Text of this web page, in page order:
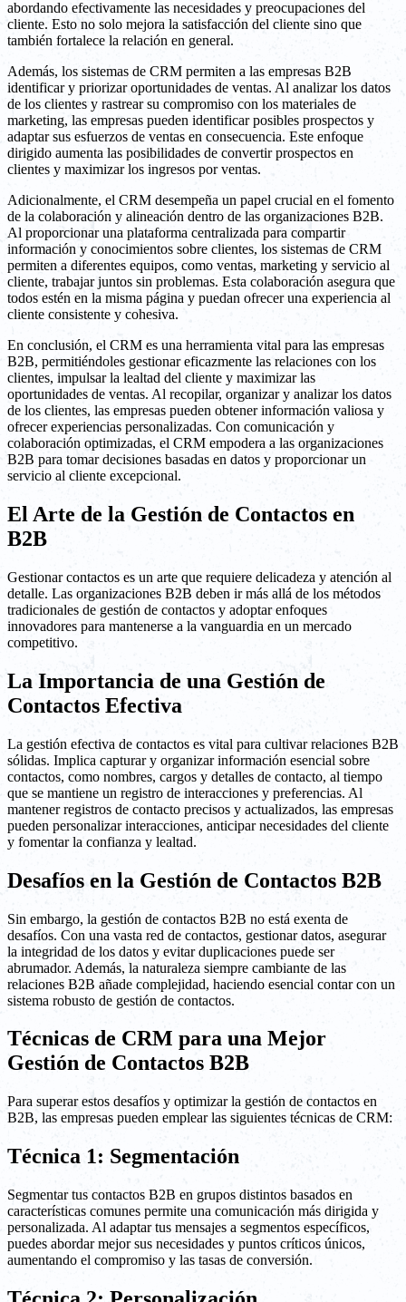
abordando efectivamente las necesidades y preocupaciones del
cliente. Esto no solo mejora la satisfacción del cliente sino que
también fortalece la relación en general.
Además, los sistemas de CRM permiten a las empresas B2B
identificar y priorizar oportunidades de ventas. Al analizar los datos
de los clientes y rastrear su compromiso con los materiales de
marketing, las empresas pueden identificar posibles prospectos y
adaptar sus esfuerzos de ventas en consecuencia. Este enfoque
dirigido aumenta las posibilidades de convertir prospectos en
clientes y maximizar los ingresos por ventas.
Adicionalmente, el CRM desempeña un papel crucial en el fomento
de la colaboración y alineación dentro de las organizaciones B2B.
Al proporcionar una plataforma centralizada para compartir
información y conocimientos sobre clientes, los sistemas de CRM
permiten a diferentes equipos, como ventas, marketing y servicio al
cliente, trabajar juntos sin problemas. Esta colaboración asegura que
todos estén en la misma página y puedan ofrecer una experiencia al
cliente consistente y cohesiva.
En conclusión, el CRM es una herramienta vital para las empresas
B2B, permitiéndoles gestionar eficazmente las relaciones con los
clientes, impulsar la lealtad del cliente y maximizar las
oportunidades de ventas. Al recopilar, organizar y analizar los datos
de los clientes, las empresas pueden obtener información valiosa y
ofrecer experiencias personalizadas. Con comunicación y
colaboración optimizadas, el CRM empodera a las organizaciones
B2B para tomar decisiones basadas en datos y proporcionar un
servicio al cliente excepcional.
El Arte de la Gestión de Contactos en
B2B
Gestionar contactos es un arte que requiere delicadeza y atención al
detalle. Las organizaciones B2B deben ir más allá de los métodos
tradicionales de gestión de contactos y adoptar enfoques
innovadores para mantenerse a la vanguardia en un mercado
competitivo.
La Importancia de una Gestión de
Contactos Efectiva
La gestión efectiva de contactos es vital para cultivar relaciones B2B
sólidas. Implica capturar y organizar información esencial sobre
contactos, como nombres, cargos y detalles de contacto, al tiempo
que se mantiene un registro de interacciones y preferencias. Al
mantener registros de contacto precisos y actualizados, las empresas
pueden personalizar interacciones, anticipar necesidades del cliente
y fomentar la confianza y lealtad.
Desafíos en la Gestión de Contactos B2B
Sin embargo, la gestión de contactos B2B no está exenta de
desafíos. Con una vasta red de contactos, gestionar datos, asegurar
la integridad de los datos y evitar duplicaciones puede ser
abrumador. Además, la naturaleza siempre cambiante de las
relaciones B2B añade complejidad, haciendo esencial contar con un
sistema robusto de gestión de contactos.
Técnicas de CRM para una Mejor
Gestión de Contactos B2B
Para superar estos desafíos y optimizar la gestión de contactos en
B2B, las empresas pueden emplear las siguientes técnicas de CRM:
Técnica 1: Segmentación
Segmentar tus contactos B2B en grupos distintos basados en
características comunes permite una comunicación más dirigida y
personalizada. Al adaptar tus mensajes a segmentos específicos,
puedes abordar mejor sus necesidades y puntos críticos únicos,
aumentando el compromiso y las tasas de conversión.